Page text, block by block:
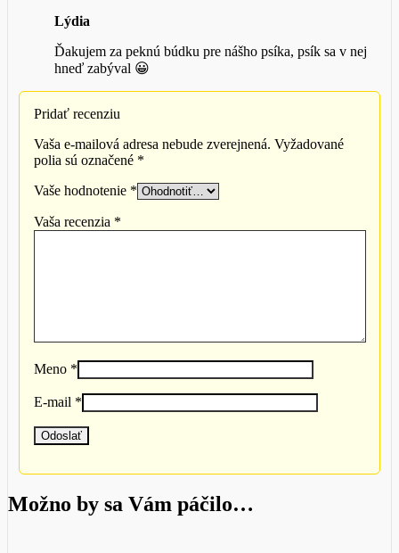
Lýdia
Ďakujem za peknú búdku pre nášho psíka, psík sa v nej
hneď zabýval 😀
Pridať recenziu
Vaša e-mailová adresa nebude zverejnená. Vyžadované
polia sú označené *
Vaše hodnotenie *
Vaša recenzia *
Meno *
E-mail *
Možno by sa Vám páčilo…